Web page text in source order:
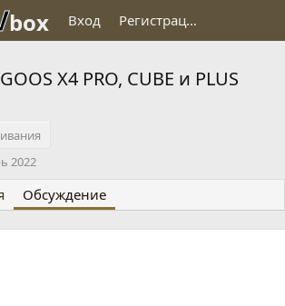
box Вход Регистрация
X4 PRO, CUBE и PLUS
2022
Обсуждение